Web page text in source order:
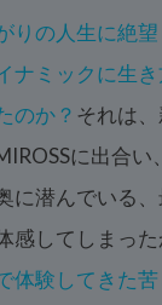
りの人生に絶
ナミックに生
のか？ それは
に出合い
に潜んでいる
感してしまった
体験してきた苦